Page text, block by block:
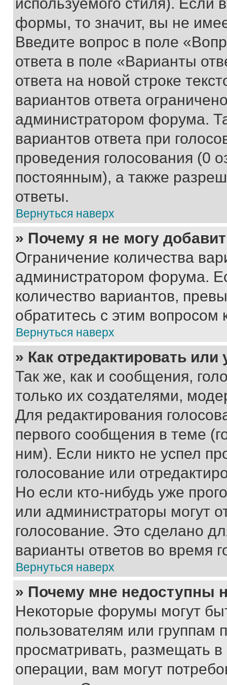
формы, то значит, вы не
Введите вопрос в поле
ответа в поле «Варианты
ответа на новой строке
вариантов ответа
администратором форума.
вариантов ответа при
проведения голосования (0
постоянным), а также
ответы.
Вернуться наверх
» Почему я не могу
Ограничение количества
администратором форума.
количество вариантов,
обратитесь с этим вопросом
Вернуться наверх
» Как отредактировать
Так же, как и сообщения,
только их создателями,
Для редактирования
первого сообщения в теме
ним). Если никто не успел
голосование или
Но если кто-нибудь уже
или администраторы могут
голосование. Это сделано
варианты ответов во время
Вернуться наверх
» Почему мне недоступны
Некоторые форумы могут
пользователям или группам
просматривать, размещать
операции, вам могут